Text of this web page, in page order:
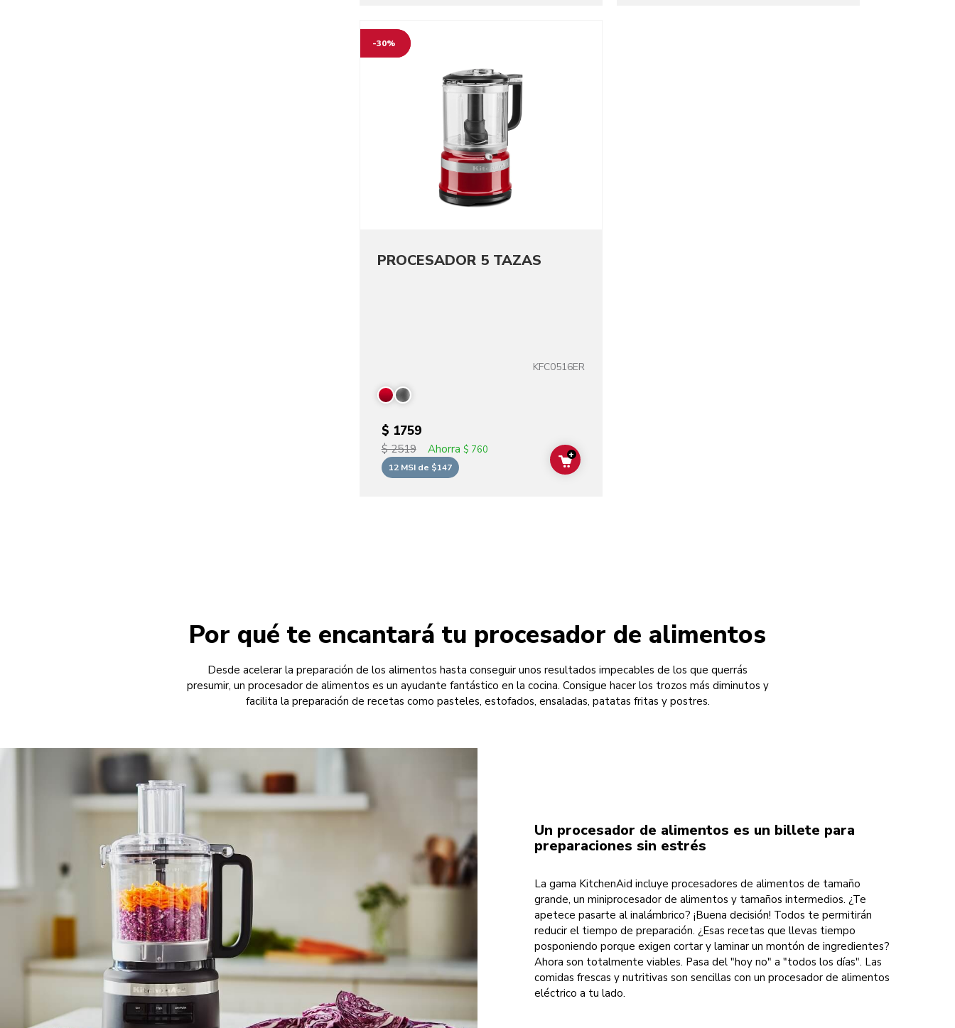
-30%
PROCESADOR 5 TAZAS
KFC0516ER
$ 1759
$ 2519 Ahorra $ 760
12 MSI de $147 ADD TO CART
+
Por qué te encantará tu procesador de alimentos
Desde acelerar la preparación de los alimentos hasta conseguir unos resultados impecables de los que querrás
presumir, un procesador de alimentos es un ayudante fantástico en la cocina. Consigue hacer los trozos más diminutos y
facilita la preparación de recetas como pasteles, estofados, ensaladas, patatas fritas y postres.
Un procesador de alimentos es un billete para
preparaciones sin estrés
La gama KitchenAid incluye procesadores de alimentos de tamaño
grande, un miniprocesador de alimentos y tamaños intermedios. ¿Te
apetece pasarte al inalámbrico? ¡Buena decisión! Todos te permitirán
reducir el tiempo de preparación. ¿Esas recetas que llevas tiempo
posponiendo porque exigen cortar y laminar un montón de ingredientes?
Ahora son totalmente viables. Pasa del "hoy no" a "todos los días". Las
comidas frescas y nutritivas son sencillas con un procesador de alimentos
eléctrico a tu lado.